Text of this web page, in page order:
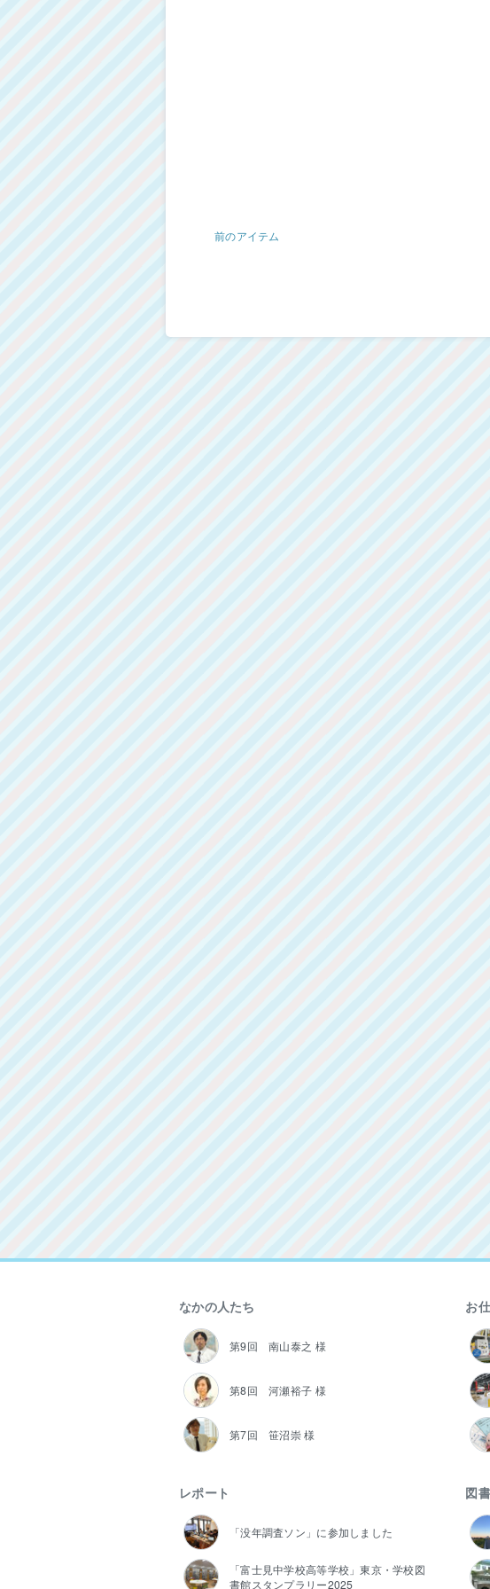
前のアイテム
なかの人たち
第9回 南山泰之 様
第8回 河瀬裕子 様
第7回 笹沼崇 様
お
レポート
「没年調査ソン」に参加しました
「富士見中学校高等学校」東京・学校図
書館スタンプラリー2025
図